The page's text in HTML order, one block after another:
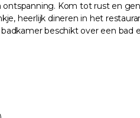
Kom tot rust en
heerlijk dineren in het
beschikt over een